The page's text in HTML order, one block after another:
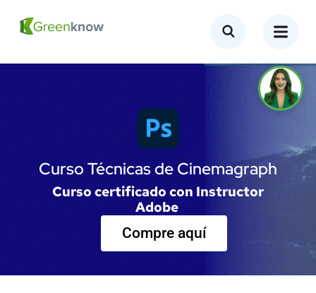
Curso Técnicas de Cinemagraph
Curso certificado con Instructor
Adobe
Compre aquí